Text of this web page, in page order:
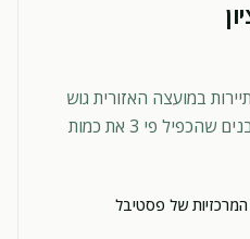
במועצה האזורית גוש
עציון, כולל פסטיבל הדובדבנים שהכפיל פי 3 את כמות
המרכזיות של פסטיבל